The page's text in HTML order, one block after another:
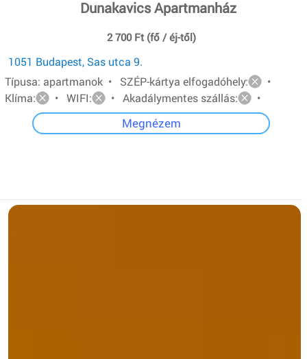
Dunakavics Apartmanház
2 700 Ft (fő / éj-től)
1051 Budapest, Sas utca 9.
Típusa: apartmanok • SZÉP-kártya elfogadóhely:
•
Klíma:
• WIFI: • Akadálymentes szállás: •
Megnézem